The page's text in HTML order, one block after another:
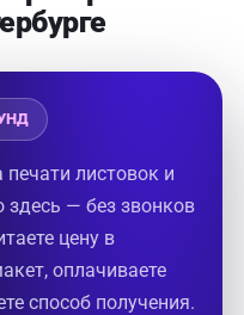
листовок и
— без звонков
цену в
оплачиваете
способ получения.